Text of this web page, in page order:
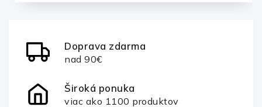
Doprava zdarma
nad 90€
Široká ponuka
viac ako 1100 produktov